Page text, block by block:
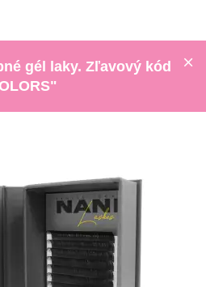
gél laky. Zľavový kód